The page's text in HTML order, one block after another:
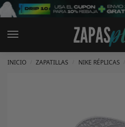
INICIO ZAPATILLAS NIKE RÉPLICAS